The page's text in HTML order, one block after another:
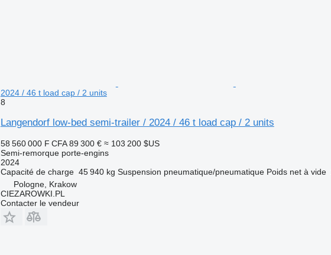
2024 / 46 t load cap / 2 units
8
Langendorf low-bed semi-trailer / 2024 / 46 t load cap / 2 units
58 560 000 F CFA 89 300 € ≈ 103 200 $US
Semi-remorque porte-engins
2024
Capacité de charge 45 940 kg Suspension pneumatique/pneumatique Poids net à vide
Pologne, Krakow
CIEZAROWKI.PL
Contacter le vendeur